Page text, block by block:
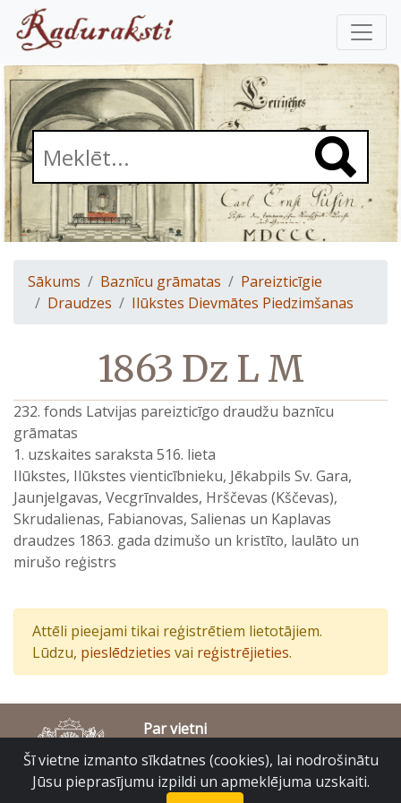
Sākums Baznīcu grāmatas
Pareizticīgie
Draudzes
Ilūkstes Dievmātes Piedzimšanas
1863 Dz L M
232. fonds Latvijas pareizticīgo draudžu baznīcu
grāmatas
1. uzskaites saraksta 516. lieta
Ilūkstes, Ilūkstes vienticībnieku, Jēkabpils Sv. Gara,
Jaunjelgavas, Vecgrīnvaldes, Hrščevas (Kščevas),
Skrudalienas, Fabianovas, Salienas un Kaplavas
draudzes 1863. gada dzimušo un kristīto, laulāto un
mirušo reģistrs
Attēli pieejami tikai reģistrētiem lietotājiem.
Lūdzu, pieslēdzieties vai reģistrējieties.
Par vietni
Piekļūstamības paziņojums
© Latvijas Valsts vēstures arhīvs 2007-2026
Slokas iela 16, Rīga, LV – 1048
Šī vietne izmanto sīkdatnes (cookies), lai nodrošinātu
Jūsu pieprasījumu izpildi un apmeklējuma uzskaiti.